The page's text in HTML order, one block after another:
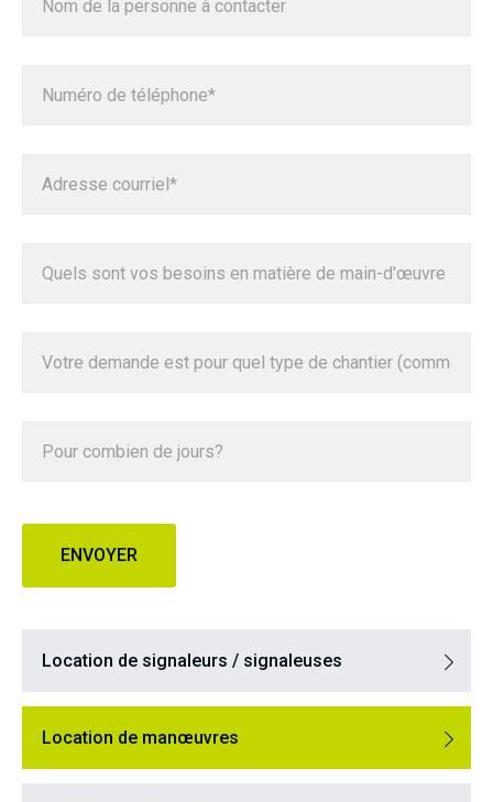
Location de signaleurs / signaleuses
Location de manœuvres